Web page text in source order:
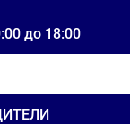
до 18:00